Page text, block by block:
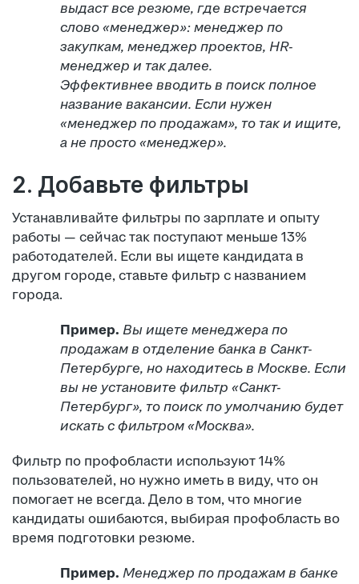
выдаст все резюме, где встречается
слово «менеджер»: менеджер по
закупкам, менеджер проектов, HR-
менеджер и так далее.
Эффективнее вводить в поиск полное
название вакансии. Если нужен
«менеджер по продажам», то так и ищите,
а не просто «менеджер».
2. Добавьте фильтры
Устанавливайте фильтры по зарплате и опыту
работы — сейчас так поступают меньше 13%
работодателей. Если вы ищете кандидата в
другом городе, ставьте фильтр с названием
города.
Пример. Вы ищете менеджера по
продажам в отделение банка в Санкт-
Петербурге, но находитесь в Москве. Если
вы не установите фильтр «Санкт-
Петербург», то поиск по умолчанию будет
искать с фильтром «Москва».
Фильтр по профобласти используют 14%
пользователей, но нужно иметь в виду, что он
помогает не всегда. Дело в том, что многие
кандидаты ошибаются, выбирая профобласть во
время подготовки резюме.
Пример. Менеджер по продажам в банке